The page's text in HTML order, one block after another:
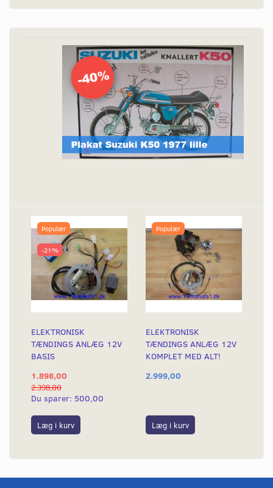
Populær
-21%
ELEKTRONISK
TÆNDINGS ANLÆG 12V
BASIS
1.898,00
2.398,00
Du sparer: 500,00
Læg i kurv
Populær
ELEKTRONISK
TÆNDINGS ANLÆG 12V
KOMPLET MED ALT!
2.999,00
Læg i kurv